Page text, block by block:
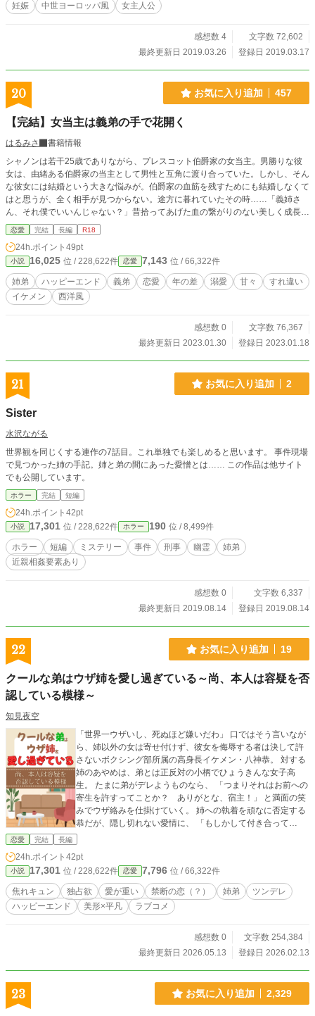
妊娠
中世ヨーロッパ風 女主人公
感想数 4
文字数 72,602
最終更新日 2019.03.26
登録日 2019.03.17
20 お気に入り追加 457
【完結】女当主は義弟の手で花開く
はるみさ
書籍情報
シャノンは若干25歳でありながら、プレスコット伯爵家の女当主。男勝りな彼
女は、由緒ある伯爵家の当主として男性と互角に渡り合っていた。しかし、そん
な彼女には結婚という大きな悩みが。伯爵家の血筋を残すためにも結婚しなくて
はと思うが、全く相手が見つからない。途方に暮れていたその時……「義姉さ
ん、それ僕でいいんじゃない？」昔拾ってあげた血の繋がりのない美しく成長し
た義弟からまさかの提案……！？ 恋に臆病な姉と、一途に義姉を想い続けてき
た義弟の大人の恋物語。 ※他サイトにも掲載しています。
恋愛 完結 長編 R18
24h.ポイント 49pt
小説 16,025 位 / 228,622件 恋愛 7,143 位 / 66,322件
姉弟 ハッピーエンド 義弟 恋愛 年の差 溺愛 甘々
すれ違い
イケメン
西洋風
感想数 0
文字数 76,367
最終更新日 2023.01.30
登録日 2023.01.18
21 お気に入り追加 2
Sister
水沢ながる
世界観を同じくする連作の7話目。これ単独でも楽しめると思います。 事件現場
で見つかった姉の手記。姉と弟の間にあった愛憎とは…… この作品は他サイト
でも公開しています。
ホラー 完結 短編
24h.ポイント 42pt
小説 17,301 位 / 228,622件 ホラー 190 位 / 8,499件
ホラー 短編 ミステリー 事件 刑事 幽霊
姉弟
近親相姦要素あり
感想数 0
文字数 6,337
最終更新日 2019.08.14
登録日 2019.08.14
22 お気に入り追加 19
クールな弟はウザ姉を愛し過ぎている～尚、本人は容疑を否
認している模様～
知見夜空
「世界一ウザいし、死ぬほど嫌いだわ」 口ではそう言いなが
ら、姉以外の女は寄せ付けず、彼女を侮辱する者は決して許
さないボクシング部所属の高身長イケメン・八神恭。 対する
姉のあやめは、弟とは正反対の小柄でひょうきんな女子高
生。 たまに弟がデレようものなら、 「つまりそれはお前への
寄生を許すってことか？ ありがとな、宿主！」 と満面の笑
みでウザ絡みを仕掛けていく。 姉への執着を頑なに否定する
恭だが、隠し切れない愛情に、 「もしかして付き合って
る？」（母・談） 「やっぱシスコンだ、ありゃあ……」（友
弟が送る距離感のバグった日常と、やがて明らかになる家族
の秘密。 意地っぱりな弟が笑顔の下に隠した姉の孤独に気付
くまでを描いた溺愛否定ラブコメディ！ ※小説家になろうに
も投稿しています。
恋愛 完結 長編
24h.ポイント 42pt
小説 17,301 位 / 228,622件 恋愛 7,796 位 / 66,322件
焦れキュン 独占欲 愛が重い 禁断の恋（？） 姉弟
ツンデレ
ハッピーエンド
美形×平凡 ラブコメ
感想数 0
文字数 254,384
最終更新日 2026.05.13
登録日 2026.02.13
23 お気に入り追加 2,329